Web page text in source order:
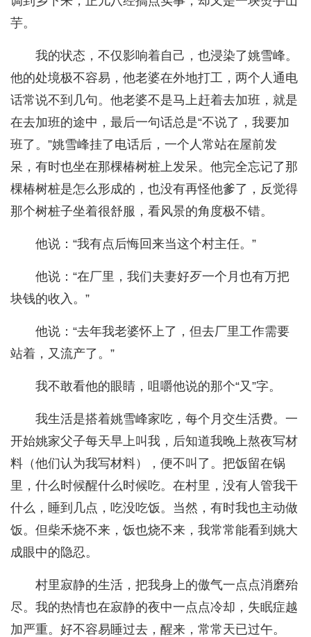
芋。
我的状态，不仅影响着自己，也浸染了姚雪峰。
他的处境极不容易，他老婆在外地打工，两个人通电
话常说不到几句。他老婆不是马上赶着去加班，就是
在去加班的途中，最后一句话总是“不说了，我要加
班了。”姚雪峰挂了电话后，一个人常站在屋前发
呆，有时也坐在那棵椿树桩上发呆。他完全忘记了那
棵椿树桩是怎么形成的，也没有再怪他爹了，反觉得
那个树桩子坐着很舒服，看风景的角度极不错。
他说：“我有点后悔回来当这个村主任。”
他说：“在厂里，我们夫妻好歹一个月也有万把
块钱的收入。”
他说：“去年我老婆怀上了，但去厂里工作需要
站着，又流产了。”
我不敢看他的眼睛，咀嚼他说的那个“又”字。
我生活是搭着姚雪峰家吃，每个月交生活费。一
开始姚家父子每天早上叫我，后知道我晚上熬夜写材
料（他们认为我写材料），便不叫了。把饭留在锅
里，什么时候醒什么时候吃。在村里，没有人管我干
什么，睡到几点，吃没吃饭。当然，有时我也主动做
饭。但柴禾烧不来，饭也烧不来，我常常能看到姚大
成眼中的隐忍。
村里寂静的生活，把我身上的傲气一点点消磨殆
尽。我的热情也在寂静的夜中一点点冷却，失眠症越
加严重。好不容易睡过去，醒来，常常天已过午。